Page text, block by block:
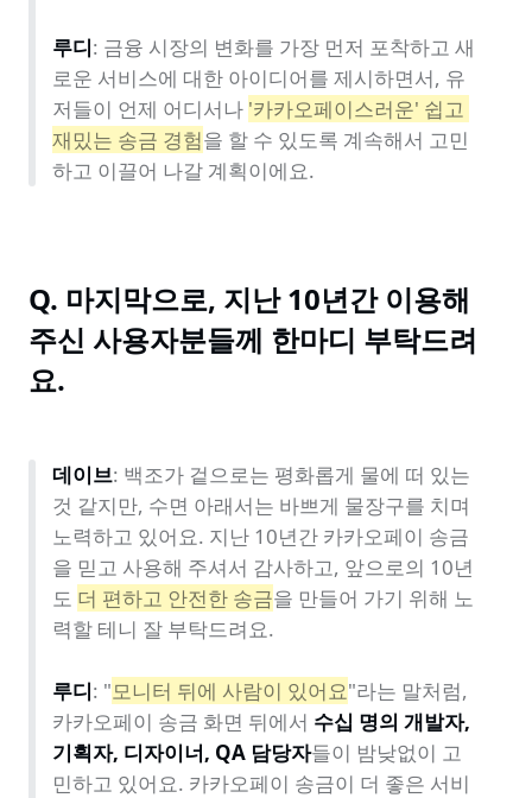
루디: 금융 시장의 변화를 가장 먼저 포착하고 새
로운 서비스에 대한 아이디어를 제시하면서, 유
저들이 언제 어디서나 '카카오페이스러운' 쉽고
재밌는 송금 경험을 할 수 있도록 계속해서 고민
하고 이끌어 나갈 계획이에요.
Q. 마지막으로, 지난 10년간 이용해
주신 사용자분들께 한마디 부탁드려
요.
데이브: 백조가 겉으로는 평화롭게 물에 떠 있는
것 같지만, 수면 아래서는 바쁘게 물장구를 치며
노력하고 있어요. 지난 10년간 카카오페이 송금
을 믿고 사용해 주셔서 감사하고, 앞으로의 10년
도 더 편하고 안전한 송금을 만들어 가기 위해 노
력할 테니 잘 부탁드려요.
루디: "모니터 뒤에 사람이 있어요"라는 말처럼,
카카오페이 송금 화면 뒤에서 수십 명의 개발자,
기획자, 디자이너, QA 담당자들이 밤낮없이 고
민하고 있어요. 카카오페이 송금이 더 좋은 서비